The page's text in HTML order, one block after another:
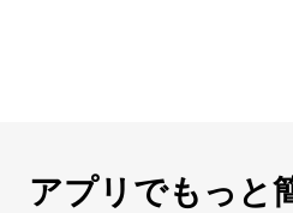
アプリでもっと